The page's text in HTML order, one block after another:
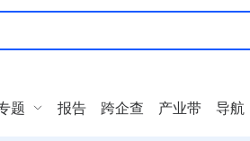
题 报告 跨企查 产业带 导航